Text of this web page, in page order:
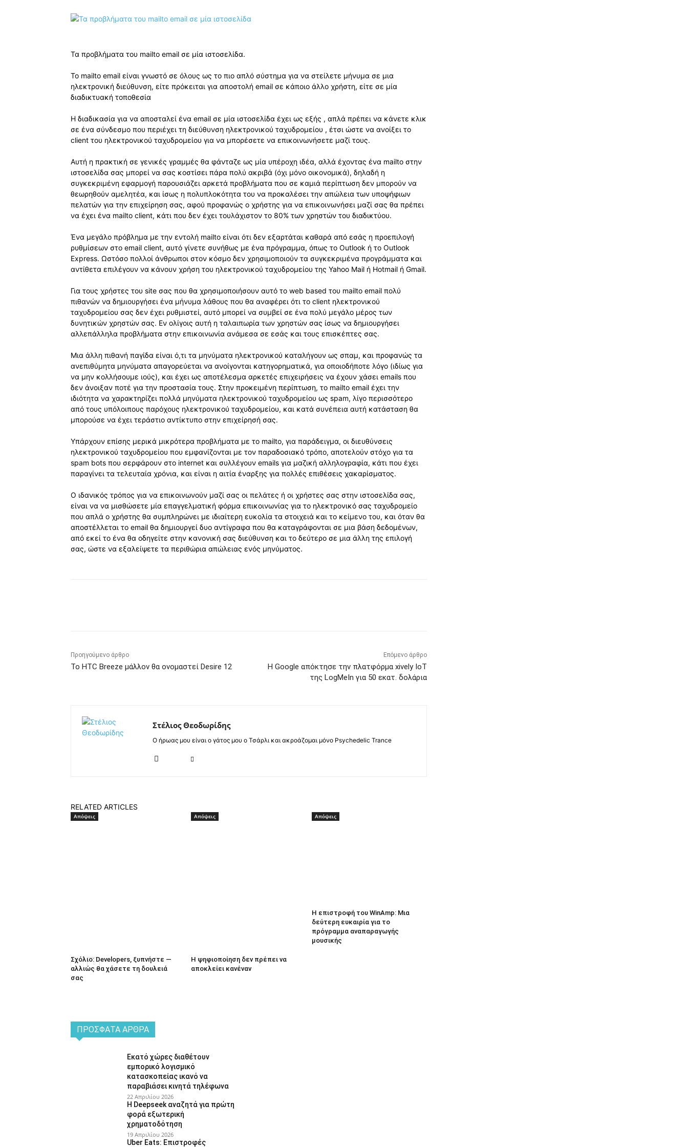
Τα προβλήματα του mailto email σε μία ιστοσελίδα.
Το mailto email είναι γνωστό σε όλους ως το πιο απλό σύστημα για να στείλετε μήνυμα σε μια
ηλεκτρονική διεύθυνση, είτε πρόκειται για αποστολή email σε κάποιο άλλο χρήστη, είτε σε μία
διαδικτυακή τοποθεσία
Η διαδικασία για να αποσταλεί ένα email σε μία ιστοσελίδα έχει ως εξής , απλά πρέπει να κάνετε κλικ
σε ένα σύνδεσμο που περιέχει τη διεύθυνση ηλεκτρονικού ταχυδρομείου , έτσι ώστε να ανοίξει το
client του ηλεκτρονικού ταχυδρομείου για να μπορέσετε να επικοινωνήσετε μαζί τους.
Αυτή η πρακτική σε γενικές γραμμές θα φάνταζε ως μία υπέροχη ιδέα, αλλά έχοντας ένα mailto στην
ιστοσελίδα σας μπορεί να σας κοστίσει πάρα πολύ ακριβά (όχι μόνο οικονομικά), δηλαδή η
συγκεκριμένη εφαρμογή παρουσιάζει αρκετά προβλήματα που σε καμιά περίπτωση δεν μπορούν να
θεωρηθούν αμελητέα, και ίσως η πολυπλοκότητα του να προκαλέσει την απώλεια των υποψήφιων
πελατών για την επιχείρηση σας, αφού προφανώς ο χρήστης για να επικοινωνήσει μαζί σας θα πρέπει
να έχει ένα mailto client, κάτι που δεν έχει τουλάχιστον το 80% των χρηστών του διαδικτύου.
Ένα μεγάλο πρόβλημα με την εντολή mailto είναι ότι δεν εξαρτάται καθαρά από εσάς η προεπιλογή
ρυθμίσεων στο email client, αυτό γίνετε συνήθως με ένα πρόγραμμα, όπως το Outlook ή το Outlook
Express. Ωστόσο πολλοί άνθρωποι στον κόσμο δεν χρησιμοποιούν τα συγκεκριμένα προγράμματα και
αντίθετα επιλέγουν να κάνουν χρήση του ηλεκτρονικού ταχυδρομείου της Yahoo Mail ή Hotmail ή Gmail.
Για τους χρήστες του site σας που θα χρησιμοποιήσουν αυτό το web based του mailto email πολύ
πιθανών να δημιουργήσει ένα μήνυμα λάθους που θα αναφέρει ότι το client ηλεκτρονικού
ταχυδρομείου σας δεν έχει ρυθμιστεί, αυτό μπορεί να συμβεί σε ένα πολύ μεγάλο μέρος των
δυνητικών χρηστών σας. Εν ολίγοις αυτή η ταλαιπωρία των χρηστών σας ίσως να δημιουργήσει
αλλεπάλληλα προβλήματα στην επικοινωνία ανάμεσα σε εσάς και τους επισκέπτες σας.
Μια άλλη πιθανή παγίδα είναι ό,τι τα μηνύματα ηλεκτρονικού καταλήγουν ως σπαμ, και προφανώς τα
ανεπιθύμητα μηνύματα απαγορεύεται να ανοίγονται κατηγορηματικά, για οποιοδήποτε λόγο (ιδίως για
να μην κολλήσουμε ιούς), και έχει ως αποτέλεσμα αρκετές επιχειρήσεις να έχουν χάσει emails που
δεν άνοιξαν ποτέ για την προστασία τους. Στην προκειμένη περίπτωση, το mailto email έχει την
ιδιότητα να χαρακτηρίζει πολλά μηνύματα ηλεκτρονικού ταχυδρομείου ως spam, λίγο περισσότερο
από τους υπόλοιπους παρόχους ηλεκτρονικού ταχυδρομείου, και κατά συνέπεια αυτή κατάσταση θα
μπορούσε να έχει τεράστιο αντίκτυπο στην επιχείρησή σας.
Υπάρχουν επίσης μερικά μικρότερα προβλήματα με το mailto, για παράδειγμα, οι διευθύνσεις
ηλεκτρονικού ταχυδρομείου που εμφανίζονται με τον παραδοσιακό τρόπο, αποτελούν στόχο για τα
spam bots που σερφάρουν στο internet και συλλέγουν emails για μαζική αλληλογραφία, κάτι που έχει
παραγίνει τα τελευταία χρόνια, και είναι η αιτία έναρξης για πολλές επιθέσεις χακαρίσματος.
Ο ιδανικός τρόπος για να επικοινωνούν μαζί σας οι πελάτες ή οι χρήστες σας στην ιστοσελίδα σας,
είναι να να μισθώσετε μία επαγγελματική φόρμα επικοινωνίας για το ηλεκτρονικό σας ταχυδρομείο
που απλά ο χρήστης θα συμπληρώνει με ιδιαίτερη ευκολία τα στοιχειά και το κείμενο του, και όταν θα
αποστέλλεται το email θα δημιουργεί δυο αντίγραφα που θα καταγράφονται σε μια βάση δεδομένων,
από εκεί το ένα θα οδηγείτε στην κανονική σας διεύθυνση και το δεύτερο σε μια άλλη της επιλογή
σας, ώστε να εξαλείψετε τα περιθώρια απώλειας ενός μηνύματος.
Προηγούμενο άρθρο
Το HTC Breeze μάλλον θα ονομαστεί Desire 12
Επόμενο άρθρο
Η Google απόκτησε την πλατφόρμα xively IoT
της LogMeIn για 50 εκατ. δολάρια
Στέλιος Θεοδωρίδης
Ο ήρωας μου είναι ο γάτος μου ο Τσάρλι και ακροάζομαι μόνο Psychedelic Trance
RELATED ARTICLES
Απόψεις
Σχόλιο: Developers, ξυπνήστε —
αλλιώς θα χάσετε τη δουλειά
σας
Απόψεις
Η ψηφιοποίηση δεν πρέπει να
αποκλείει κανέναν
Απόψεις
Η επιστροφή του WinAmp: Μια
δεύτερη ευκαιρία για το
πρόγραμμα αναπαραγωγής
μουσικής
ΠΡΌΣΦΑΤΑ ΆΡΘΡΑ
Εκατό χώρες διαθέτουν
εμπορικό λογισμικό
κατασκοπείας ικανό να
παραβιάσει κινητά τηλέφωνα
22 Απριλίου 2026
Η Deepseek αναζητά για πρώτη
φορά εξωτερική
χρηματοδότηση
19 Απριλίου 2026
Uber Eats: Επιστροφές